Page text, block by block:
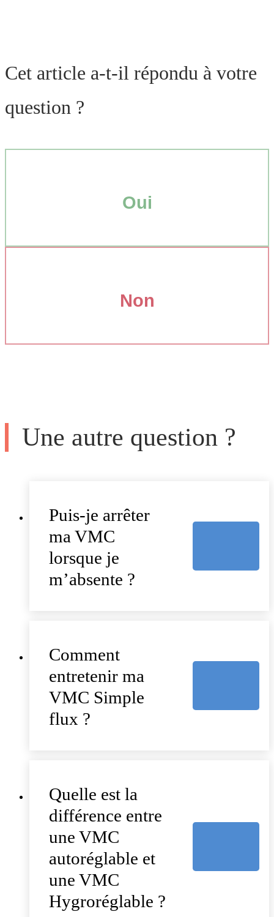
Cet article a-t-il répondu à votre
question ?
Oui
Non
Une autre question ?
Puis-je arrêter
ma VMC
lorsque je
m’absente ?
Comment
entretenir ma
VMC Simple
flux ?
Quelle est la
différence entre
une VMC
autoréglable et
une VMC
Hygroréglable ?